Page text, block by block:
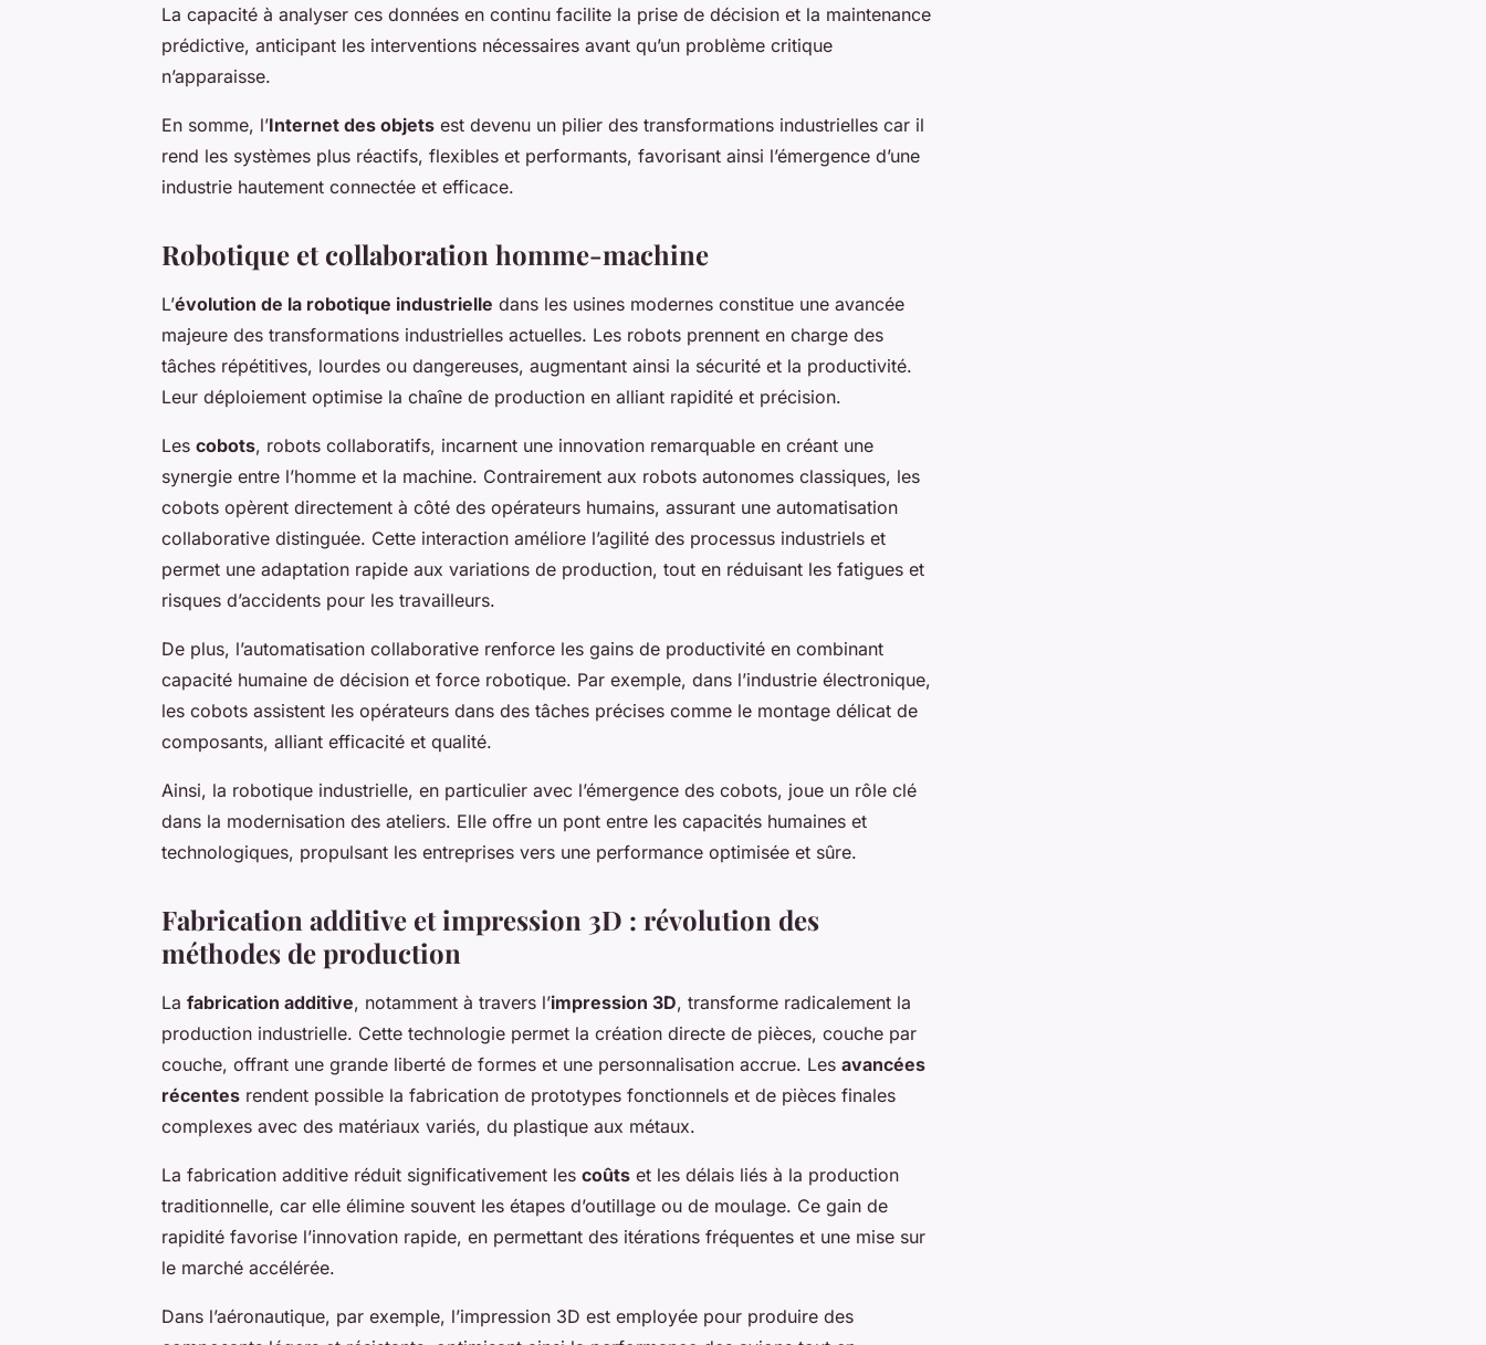
La capacité à analyser ces données en continu facilite la prise de décision et la maintenance
prédictive, anticipant les interventions nécessaires avant qu’un problème critique
n’apparaisse.
En somme, l’Internet des objets est devenu un pilier des transformations industrielles car il
rend les systèmes plus réactifs, flexibles et performants, favorisant ainsi l’émergence d’une
industrie hautement connectée et efficace.
Robotique et collaboration homme-machine
L’évolution de la robotique industrielle dans les usines modernes constitue une avancée
majeure des transformations industrielles actuelles. Les robots prennent en charge des
tâches répétitives, lourdes ou dangereuses, augmentant ainsi la sécurité et la productivité.
Leur déploiement optimise la chaîne de production en alliant rapidité et précision.
Les cobots, robots collaboratifs, incarnent une innovation remarquable en créant une
synergie entre l’homme et la machine. Contrairement aux robots autonomes classiques, les
cobots opèrent directement à côté des opérateurs humains, assurant une automatisation
collaborative distinguée. Cette interaction améliore l’agilité des processus industriels et
permet une adaptation rapide aux variations de production, tout en réduisant les fatigues et
risques d’accidents pour les travailleurs.
De plus, l’automatisation collaborative renforce les gains de productivité en combinant
capacité humaine de décision et force robotique. Par exemple, dans l’industrie électronique,
les cobots assistent les opérateurs dans des tâches précises comme le montage délicat de
composants, alliant efficacité et qualité.
Ainsi, la robotique industrielle, en particulier avec l’émergence des cobots, joue un rôle clé
dans la modernisation des ateliers. Elle offre un pont entre les capacités humaines et
technologiques, propulsant les entreprises vers une performance optimisée et sûre.
Fabrication additive et impression 3D : révolution des
méthodes de production
La fabrication additive, notamment à travers l’impression 3D, transforme radicalement la
production industrielle. Cette technologie permet la création directe de pièces, couche par
couche, offrant une grande liberté de formes et une personnalisation accrue. Les avancées
récentes rendent possible la fabrication de prototypes fonctionnels et de pièces finales
complexes avec des matériaux variés, du plastique aux métaux.
La fabrication additive réduit significativement les coûts et les délais liés à la production
traditionnelle, car elle élimine souvent les étapes d’outillage ou de moulage. Ce gain de
rapidité favorise l’innovation rapide, en permettant des itérations fréquentes et une mise sur
le marché accélérée.
Dans l’aéronautique, par exemple, l’impression 3D est employée pour produire des